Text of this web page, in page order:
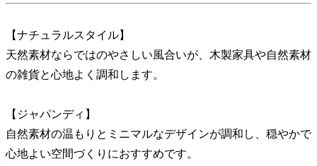
【ナチュラルスタイル】
天然素材ならではのやさしい風合いが、木製家具や自然素材
の雑貨と心地よく調和します。
【ジャパンディ】
自然素材の温もりとミニマルなデザインが調和し、穏やかで
心地よい空間づくりにおすすめです。